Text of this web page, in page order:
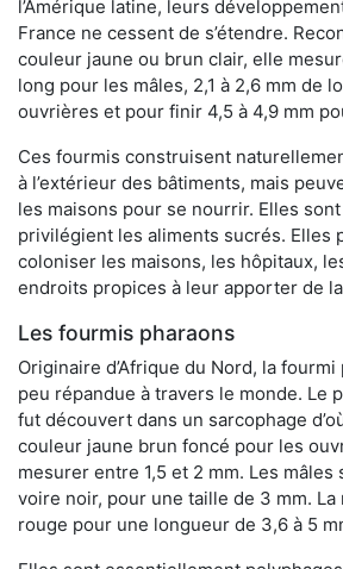
l’Amérique latine, leurs
France ne cessent de s’étendre.
couleur jaune ou brun clair, elle
long pour les mâles, 2,1 à 2,6 mm de
ouvrières et pour finir 4,5 à 4,9 mm
Ces fourmis construisent
à l’extérieur des bâtiments, mais
les maisons pour se nourrir. Elles
privilégient les aliments sucrés. Elles
coloniser les maisons, les hôpitaux,
endroits propices à leur apporter de
Les fourmis pharaons
Originaire d’Afrique du Nord, la fourmi
peu répandue à travers le monde. Le
fut découvert dans un sarcophage
couleur jaune brun foncé pour les
mesurer entre 1,5 et 2 mm. Les mâles
voire noir, pour une taille de 3 mm.
rouge pour une longueur de 3,6 à 5